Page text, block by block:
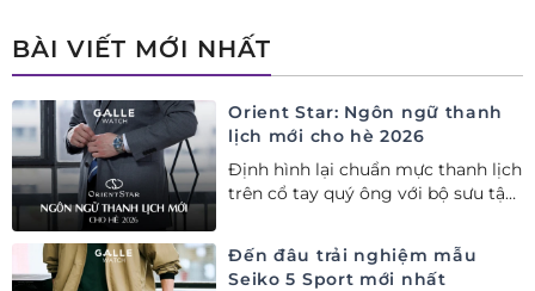
BÀI VIẾT MỚI NHẤT
Orient Star: Ngôn ngữ thanh
lịch mới cho hè 2026
Định hình lại chuẩn mực thanh lịch
trên cổ tay quý ông với bộ sưu tập
Đến đâu trải nghiệm mẫu
Seiko 5 Sport mới nhất